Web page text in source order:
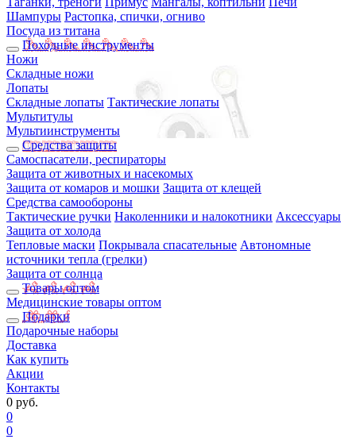
Шампуры Растопка, спички, огниво
Посуда из титана
Походные инструменты
Ножи
Складные ножи
Лопаты
Складные лопаты Тактические лопаты
Мультитулы
Мультиинструменты
Средства защиты
Самоспасатели, респираторы
Защита от животных и насекомых
Защита от комаров и мошки Защита от клещей
Средства самообороны
Тактические ручки Наколенники и налокотники Аксессуары
Защита от холода
Тепловые маски Покрывала спасательные Автономные
источники тепла (грелки)
Защита от солнца
Товары оптом
Медицинские товары оптом
Подарки
Подарочные наборы
Доставка
Как купить
Акции
Контакты
0 руб.
0
0